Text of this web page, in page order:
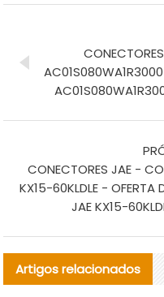
CONECTORES JAE -
KX15-60KLDLE - OFERTA
JAE KX15-
Artigos relacionados